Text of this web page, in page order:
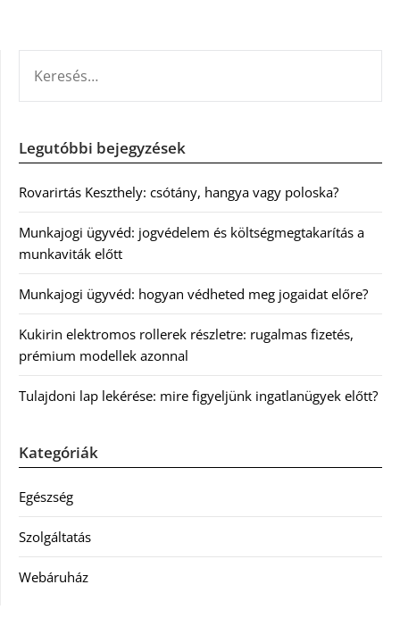
Legutóbbi bejegyzések
Rovarirtás Keszthely: csótány, hangya vagy poloska?
Munkajogi ügyvéd: jogvédelem és költségmegtakarítás a
munkaviták előtt
Munkajogi ügyvéd: hogyan védheted meg jogaidat előre?
Kukirin elektromos rollerek részletre: rugalmas fizetés,
prémium modellek azonnal
Tulajdoni lap lekérése: mire figyeljünk ingatlanügyek előtt?
Kategóriák
Egészség
Szolgáltatás
Webáruház